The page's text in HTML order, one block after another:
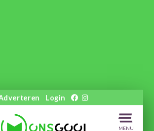
Login
MENU